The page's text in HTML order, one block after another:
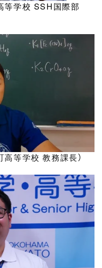
等学校 SSH国際部
等学校 教務課長）